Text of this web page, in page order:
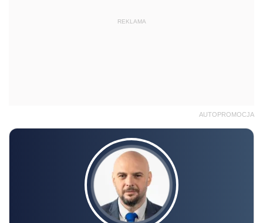
REKLAMA
AUTOPROMOCJA